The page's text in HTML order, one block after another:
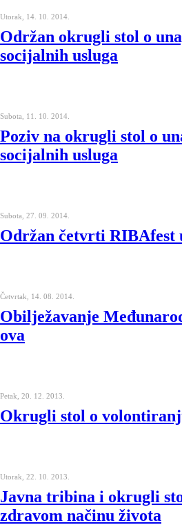
Utorak, 14. 10. 2014.
Održan okrugli stol o
socijalnih usluga
Subota, 11. 10. 2014.
Poziv na okrugli stol o
socijalnih usluga
Subota, 27. 09. 2014.
Održan četvrti RIBAfest
Četvrtak, 14. 08. 2014.
Obilježavanje
ova
Petak, 20. 12. 2013.
Okrugli stol o
Utorak, 22. 10. 2013.
Javna tribina i okrugli
zdravom načinu života